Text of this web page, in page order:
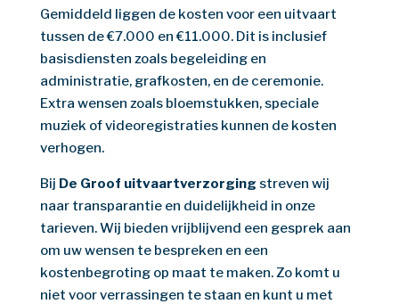
Gemiddeld liggen de kosten voor een uitvaart
tussen de €7.000 en €11.000. Dit is inclusief
basisdiensten zoals begeleiding en
administratie, grafkosten, en de ceremonie.
Extra wensen zoals bloemstukken, speciale
muziek of videoregistraties kunnen de kosten
verhogen.
Bij De Groof uitvaartverzorging streven wij
naar transparantie en duidelijkheid in onze
tarieven. Wij bieden vrijblijvend een gesprek aan
om uw wensen te bespreken en een
kostenbegroting op maat te maken. Zo komt u
niet voor verrassingen te staan en kunt u met